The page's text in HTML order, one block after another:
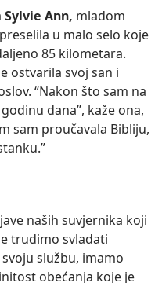
Sylvie Ann, mladom
u malo selo koje
85 kilometara.
ostvarila svoj san i
“Nakon što sam na
dana”, kaže ona,
sam proučavala Bibliju,
naših suvjernika koji
trudimo svladati
službu, imamo
obećanja koje je